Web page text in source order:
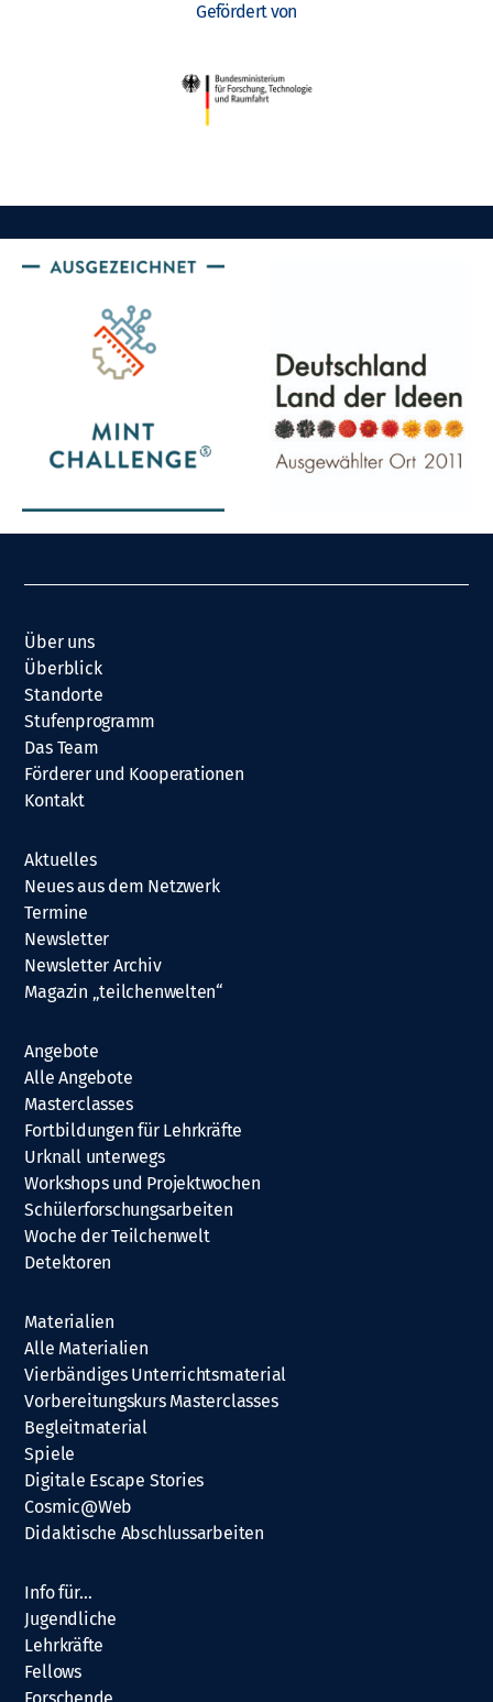
Gefördert von
Über uns
Überblick
Standorte
Stufenprogramm
Das Team
Förderer und Kooperationen
Kontakt
Aktuelles
Neues aus dem Netzwerk
Termine
Newsletter
Newsletter Archiv
Magazin „teilchenwelten“
Angebote
Alle Angebote
Masterclasses
Fortbildungen für Lehrkräfte
Urknall unterwegs
Workshops und Projektwochen
Schülerforschungsarbeiten
Woche der Teilchenwelt
Detektoren
Materialien
Alle Materialien
Vierbändiges Unterrichtsmaterial
Vorbereitungskurs Masterclasses
Begleitmaterial
Spiele
Digitale Escape Stories
Cosmic@Web
Didaktische Abschlussarbeiten
Info für…
Jugendliche
Lehrkräfte
Fellows